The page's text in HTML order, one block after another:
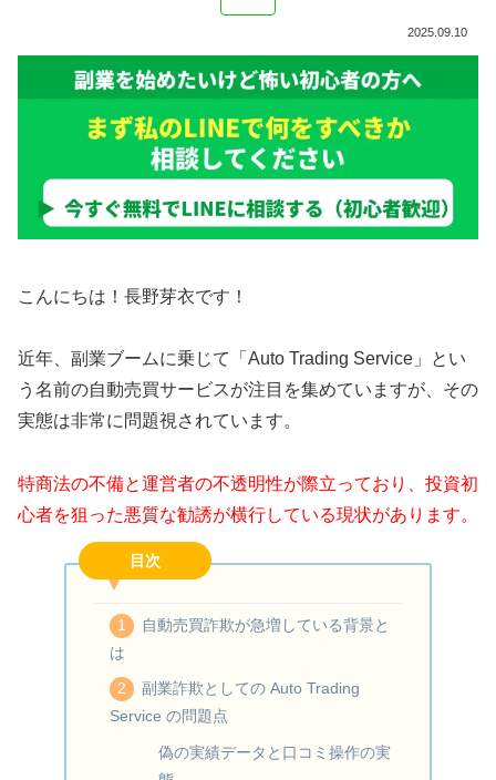
2025.09.10
こんにちは！長野芽衣です！
近年、副業ブームに乗じて「Auto Trading Service」とい
う名前の自動売買サービスが注目を集めていますが、その
実態は非常に問題視されています。
特商法の不備と運営者の不透明性が際立っており、投資初
心者を狙った悪質な勧誘が横行している現状があります。
目次
自動売買詐欺が急増している背景と
は
副業詐欺としての Auto Trading
Service の問題点
偽の実績データと口コミ操作の実